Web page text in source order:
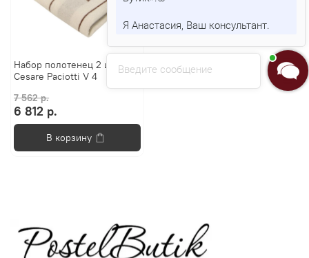
Набор полотенец 2 шт
Cesare Paciotti V 4
7 562 р.
6 812 р.
В корзину
Введите сообщение
Я Анастасия, Ваш консультант.